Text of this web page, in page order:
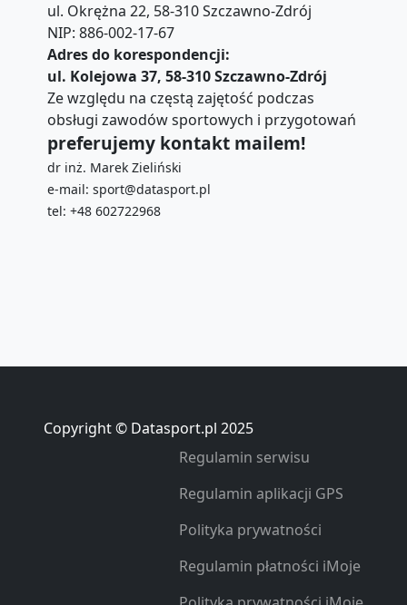
ul. Okrężna 22, 58-310 Szczawno-Zdrój
NIP: 886-002-17-67
Adres do korespondencji:
ul. Kolejowa 37, 58-310 Szczawno-Zdrój
Ze względu na częstą zajętość podczas
obsługi zawodów sportowych i przygotowań
preferujemy kontakt mailem!
dr inż. Marek Zieliński
e-mail: sport@datasport.pl
tel: +48 602722968
Copyright © Datasport.pl 2025
Regulamin serwisu
Regulamin aplikacji GPS
Polityka prywatności
Regulamin płatności iMoje